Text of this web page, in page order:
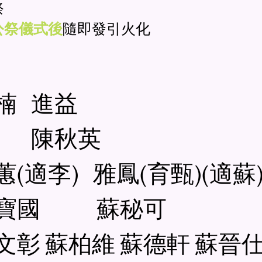
儀式後隨即發引火化
進益
英
李) 雅鳳(育甄)(適
國 蘇秘可
蘇柏維 蘇德軒 蘇晉